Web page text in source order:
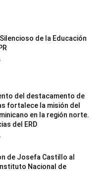
de la Educación
del destacamento de
fortalece la misión del
en la región norte.
del ERD
de Josefa Castillo al
Nacional de